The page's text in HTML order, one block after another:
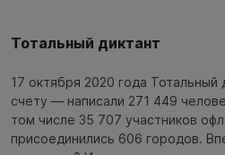
Тотальный диктант
17 октября 2020 года
счету — написали 271 449
том числе 35 707 участников
присоединились 606 городов.